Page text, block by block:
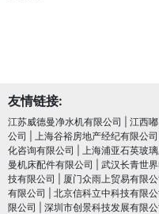
友情链接:
江苏威德曼净水机有限公司 江西
公司
上海谷裕房地产经纪有限公司
化咨询有限公司
上海浦亚石英玻
曼机床配件有限公司
武汉长青世
技有限公司
厦门众雨上贸易有限公
有限公司
北京信科立中科技有限公
限公司
深圳市创景科技发展有限公